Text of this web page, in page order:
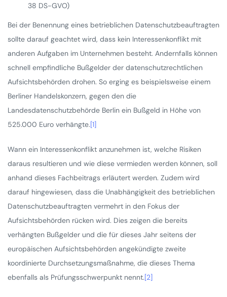
38 DS-GVO)
Bei der Benennung eines betrieblichen Datenschutzbeauftragten
sollte darauf geachtet wird, dass kein Interessenkonflikt mit
anderen Aufgaben im Unternehmen besteht. Andernfalls können
schnell empfindliche Bußgelder der datenschutzrechtlichen
Aufsichtsbehörden drohen. So erging es beispielsweise einem
Berliner Handelskonzern, gegen den die
Landesdatenschutzbehörde Berlin ein Bußgeld in Höhe von
525.000 Euro verhängte.[1]
Wann ein Interessenkonflikt anzunehmen ist, welche Risiken
daraus resultieren und wie diese vermieden werden können, soll
anhand dieses Fachbeitrags erläutert werden. Zudem wird
darauf hingewiesen, dass die Unabhängigkeit des betrieblichen
Datenschutzbeauftragten vermehrt in den Fokus der
Aufsichtsbehörden rücken wird. Dies zeigen die bereits
verhängten Bußgelder und die für dieses Jahr seitens der
europäischen Aufsichtsbehörden angekündigte zweite
koordinierte Durchsetzungsmaßnahme, die dieses Thema
ebenfalls als Prüfungsschwerpunkt nennt.[2]